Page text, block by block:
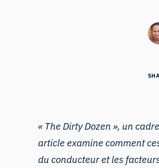
« The Dirty Dozen », un
article examine comment
du conducteur et les